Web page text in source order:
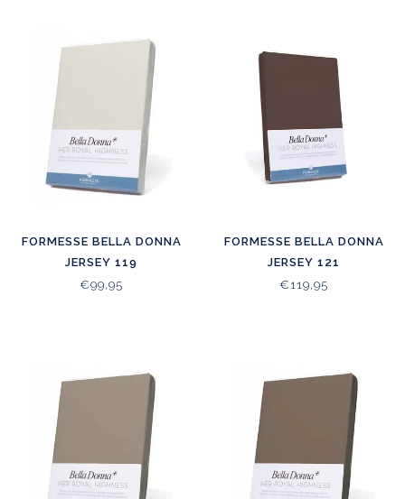
FORMESSE BELLA DONNA
JERSEY 119
€99,95
FORMESSE BELLA DONNA
JERSEY 121
€119,95